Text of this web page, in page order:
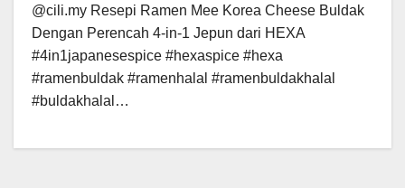
@cili.my Resepi Ramen Mee Korea Cheese Buldak
Dengan Perencah 4-in-1 Jepun dari HEXA
#4in1japanesespice #hexaspice #hexa
#ramenbuldak #ramenhalal #ramenbuldakhalal
#buldakhalal…